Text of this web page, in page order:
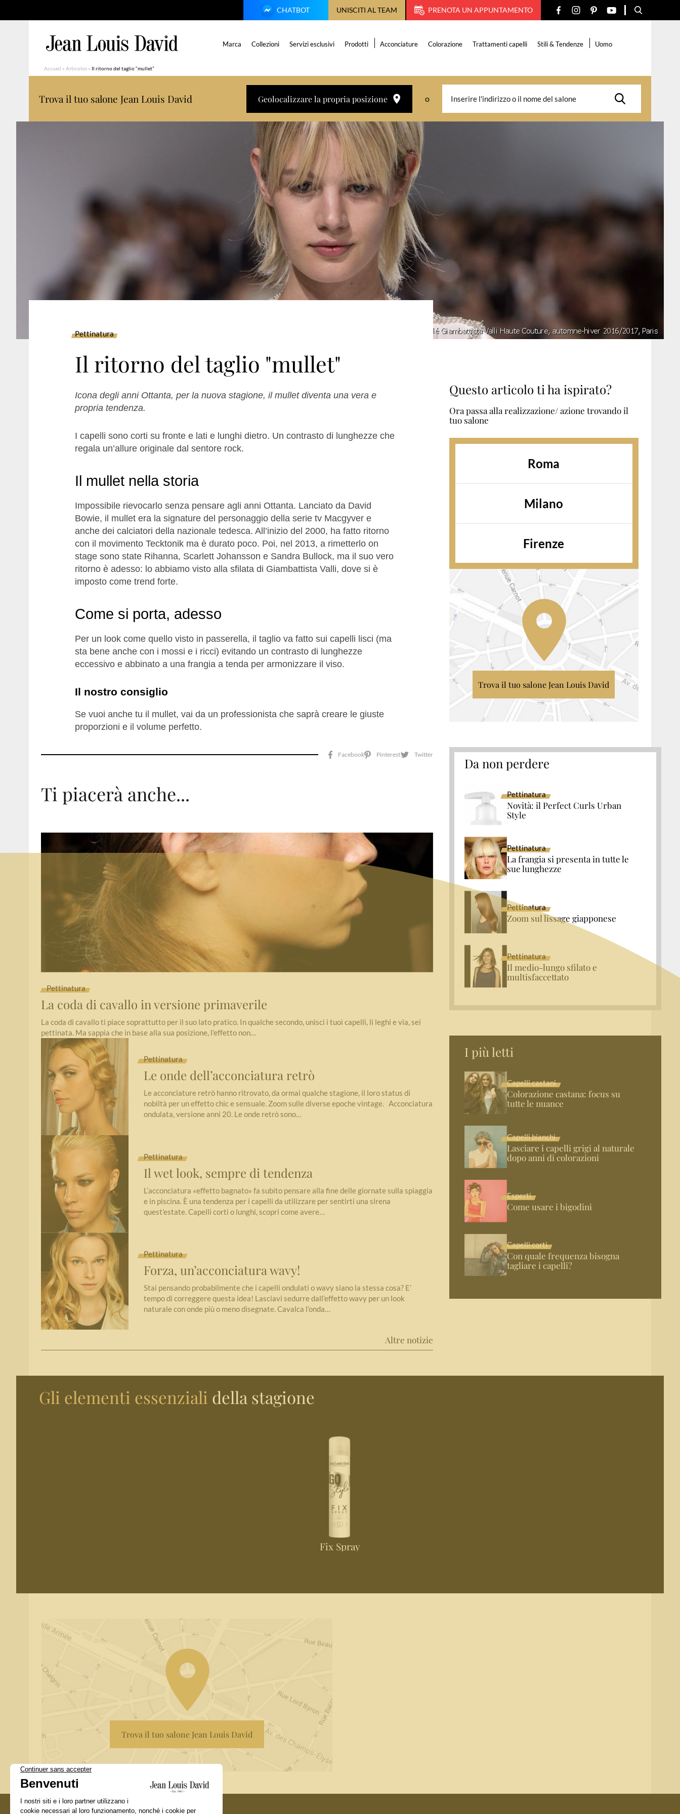
CHATBOT UNISCITI AL TEAM PRENOTA UN APPUNTAMENTO
Marca Collezioni Servizi esclusivi Prodotti Acconciature Colorazione Trattamenti capelli Stili & Tendenze Uomo
Accueil » Articolos » Il ritorno del taglio “mullet”
Trova il tuo salone Jean Louis David Geolocalizzare la propria posizione o
Pettinatura
Il ritorno del taglio "mullet"
Icona degli anni Ottanta, per la nuova stagione, il mullet diventa una vera e
propria tendenza.
I capelli sono corti su fronte e lati e lunghi dietro. Un contrasto di lunghezze che
regala un’allure originale dal sentore rock.
Il mullet nella storia
Impossibile rievocarlo senza pensare agli anni Ottanta. Lanciato da David
Bowie, il mullet era la signature del personaggio della serie tv Macgyver e
anche dei calciatori della nazionale tedesca. All’inizio del 2000, ha fatto ritorno
con il movimento Tecktonik ma è durato poco. Poi, nel 2013, a rimetterlo on
stage sono state Rihanna, Scarlett Johansson e Sandra Bullock, ma il suo vero
ritorno è adesso: lo abbiamo visto alla sfilata di Giambattista Valli, dove si è
imposto come trend forte.
Come si porta, adesso
Per un look come quello visto in passerella, il taglio va fatto sui capelli lisci (ma
sta bene anche con i mossi e i ricci) evitando un contrasto di lunghezze
eccessivo e abbinato a una frangia a tenda per armonizzare il viso.
Il nostro consiglio
Se vuoi anche tu il mullet, vai da un professionista che saprà creare le giuste
proporzioni e il volume perfetto.
Ti piacerà anche...
Pettinatura
La coda di cavallo in versione primaverile
La coda di cavallo ti piace soprattutto per il suo lato pratico. In qualche secondo, unisci i tuoi capelli, li leghi e via, sei
pettinata. Ma sappia che in base alla sua posizione, l’effetto non…
Pettinatura
Le onde dell’acconciatura retrò
Le acconciature retrò hanno ritrovato, da ormai qualche stagione, il loro status di
nobiltà per un effetto chic e sensuale. Zoom sulle diverse epoche vintage. Acconciatura
ondulata, versione anni 20. Le onde retrò sono…
Pettinatura
Il wet look, sempre di tendenza
L’acconciatura «effetto bagnato» fa subito pensare alla fine delle giornate sulla spiaggia
e in piscina. È una tendenza per i capelli da utilizzare per sentirti una sirena
quest’estate. Capelli corti o lunghi, scopri come avere…
Pettinatura
Forza, un’acconciatura wavy!
Stai pensando probabilmente che i capelli ondulati o wavy siano la stessa cosa? E’
tempo di correggere questa idea! Lasciavi sedurre dall’effetto wavy per un look
naturale con onde più o meno disegnate. Cavalca l’onda…
Altre notizie
Questo articolo ti ha ispirato?
Ora passa alla realizzazione/ azione trovando il
tuo salone
Roma
Milano
Firenze
Trova il tuo salone Jean Louis David
Da non perdere
Pettinatura
Novità: il Perfect Curls Urban
Style
Pettinatura
La frangia si presenta in tutte le
sue lunghezze
Pettinatura
Zoom sul lissage giapponese
Pettinatura
Il medio-lungo sfilato e
multisfaccettato
I più letti
Capelli castani
Colorazione castana: focus su
tutte le nuance
Capelli bianchi
Lasciare i capelli grigi al naturale
dopo anni di colorazioni
Esperti
Come usare i bigodini
Capelli corti
Con quale frequenza bisogna
tagliare i capelli?
Gli elementi essenziali della stagione
Fix Spray
Trova il tuo salone Jean Louis David